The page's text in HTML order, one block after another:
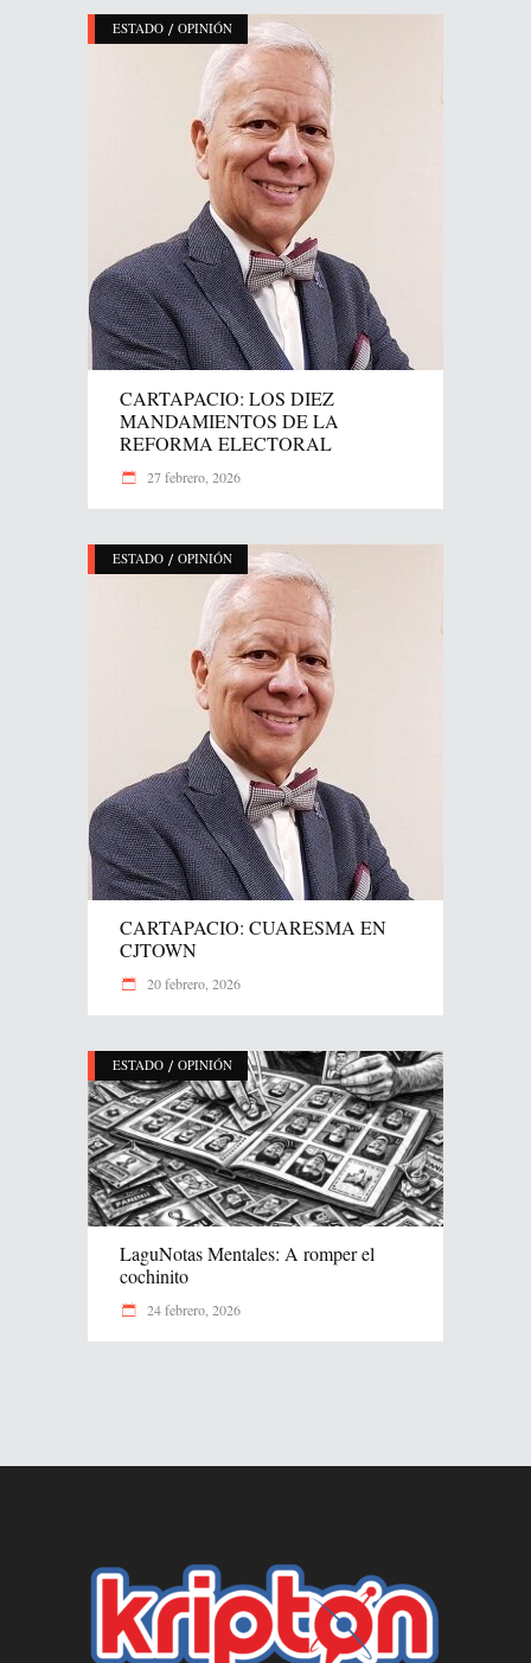
ESTADO / OPINIÓN
CARTAPACIO: LOS DIEZ
MANDAMIENTOS DE LA
REFORMA ELECTORAL
27 febrero, 2026
ESTADO / OPINIÓN
CARTAPACIO: CUARESMA EN
CJTOWN
20 febrero, 2026
ESTADO / OPINIÓN
LaguNotas Mentales: A romper el
cochinito
24 febrero, 2026